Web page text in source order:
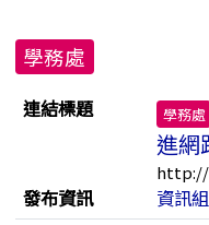
學務處
連結列表
連結標題 學務處
進網
http://
發布資訊
資訊